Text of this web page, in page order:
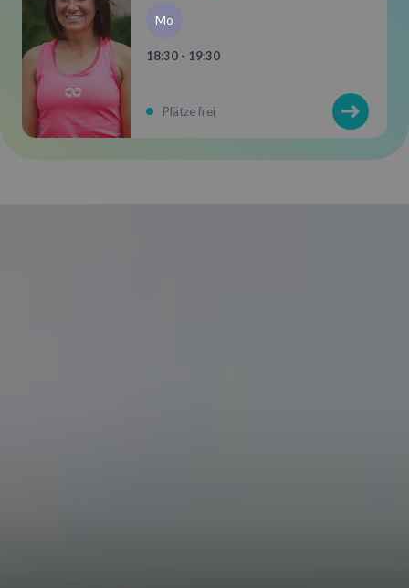
Mo
18:30 - 19:30
Plätze frei